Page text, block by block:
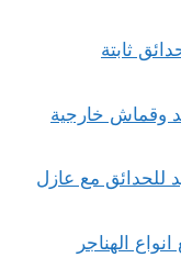
ثابتة
وقماش خارجية
للحدائق مع عازل
الهناجر